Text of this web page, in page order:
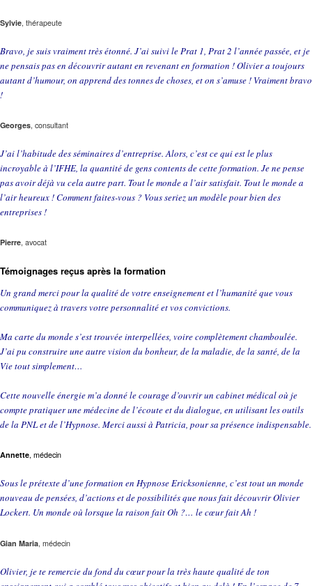
Sylvie, thérapeute
Bravo, je suis vraiment très étonné. J’ai suivi le Prat 1, Prat 2 l’année passée, et je
ne pensais pas en découvrir autant en revenant en formation ! Olivier a toujours
autant d’humour, on apprend des tonnes de choses, et on s’amuse ! Vraiment bravo
!
Georges, consultant
J’ai l’habitude des séminaires d’entreprise. Alors, c’est ce qui est le plus
incroyable à l’IFHE, la quantité de gens contents de cette formation. Je ne pense
pas avoir déjà vu cela autre part. Tout le monde a l’air satisfait. Tout le monde a
l’air heureux ! Comment faites-vous ? Vous seriez un modèle pour bien des
entreprises !
Pierre, avocat
Témoignages reçus après la formation
Un grand merci pour la qualité de votre enseignement et l’humanité que vous
communiquez à travers votre personnalité et vos convictions.
Ma carte du monde s’est trouvée interpellées, voire complètement chamboulée.
J’ai pu construire une autre vision du bonheur, de la maladie, de la santé, de la
Vie tout simplement…
Cette nouvelle énergie m’a donné le courage d’ouvrir un cabinet médical où je
compte pratiquer une médecine de l’écoute et du dialogue, en utilisant les outils
de la PNL et de l’Hypnose. Merci aussi à Patricia, pour sa présence indispensable.
Annette, médecin
Sous le prétexte d’une formation en Hypnose Ericksonienne, c’est tout un monde
nouveau de pensées, d’actions et de possibilités que nous fait découvrir Olivier
Lockert. Un monde où lorsque la raison fait Oh ?… le cœur fait Ah !
Gian Maria, médecin
Olivier, je te remercie du fond du cœur pour la très haute qualité de ton